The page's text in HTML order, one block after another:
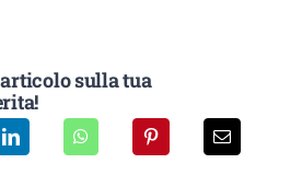
sulla tua